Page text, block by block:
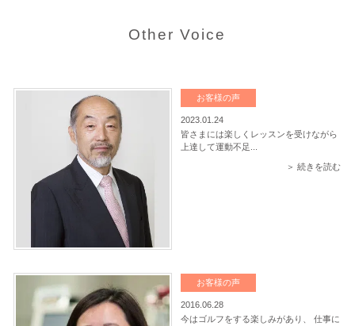
Other Voice
お客様の声
2023.01.24
皆さまには楽しくレッスンを受けながら
上達して運動不足...
＞ 続きを読む
お客様の声
2016.06.28
今はゴルフをする楽しみがあり、 仕事に